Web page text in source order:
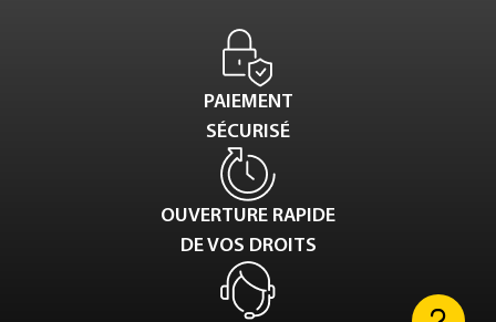
PAIEMENT
SÉCURISÉ
OUVERTURE RAPIDE
DE VOS DROITS